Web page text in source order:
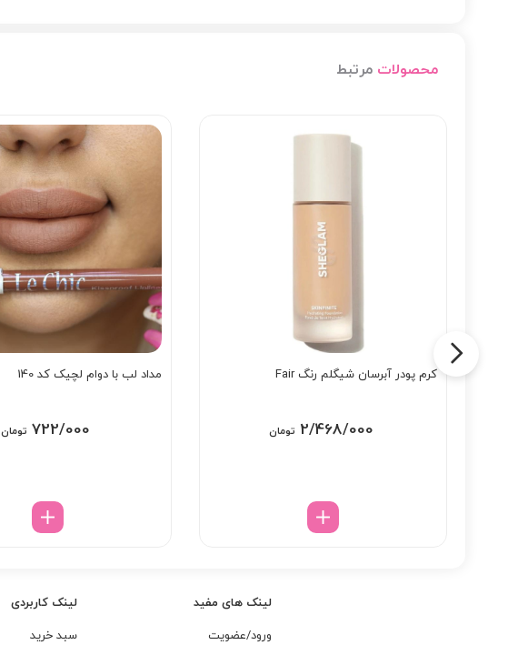
محصولات مرتبط
کرم پودر آبرسان شیگلم رنگ Fair
2/468/000 تومان
مداد لب با دوام لچیک کد 140
722/000 تومان
لینک های مفید
ورود/عضویت
لینک کاربردی
سبد خرید